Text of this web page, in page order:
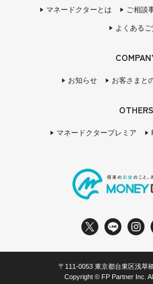
マネードクターとは ご相談
よくあるご
お知らせ お客さまと
OTHERS
マネードクタープレミア
〒111-0053 東京都台東区浅草
Copyright © FP Partner Inc.